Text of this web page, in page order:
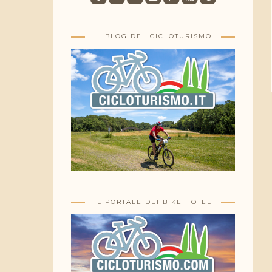
IL BLOG DEL CICLOTURISMO
IL PORTALE DEI BIKE HOTEL